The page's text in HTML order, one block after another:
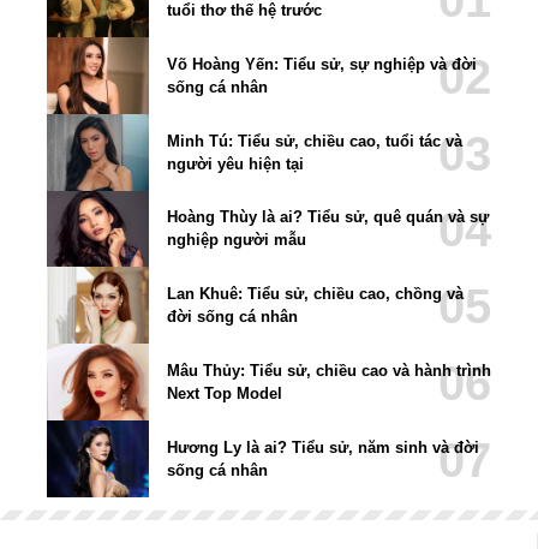
tuổi thơ thế hệ trước
Võ Hoàng Yến: Tiểu sử, sự nghiệp và đời
sống cá nhân
Minh Tú: Tiểu sử, chiều cao, tuổi tác và
người yêu hiện tại
Hoàng Thùy là ai? Tiểu sử, quê quán và sự
nghiệp người mẫu
Lan Khuê: Tiểu sử, chiều cao, chồng và
đời sống cá nhân
Mâu Thủy: Tiểu sử, chiều cao và hành trình
Next Top Model
Hương Ly là ai? Tiểu sử, năm sinh và đời
sống cá nhân